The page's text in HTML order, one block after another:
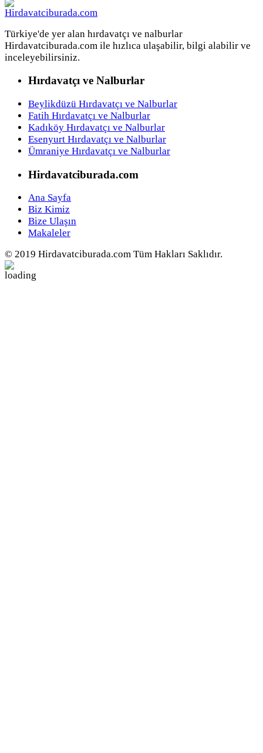
Türkiye'de yer alan hırdavatçı ve nalburlar
Hirdavatciburada.com ile hızlıca ulaşabilir, bilgi alabilir ve
inceleyebilirsiniz.
Hırdavatçı ve Nalburlar
Beylikdüzü Hırdavatçı ve Nalburlar
Fatih Hırdavatçı ve Nalburlar
Kadıköy Hırdavatçı ve Nalburlar
Esenyurt Hırdavatçı ve Nalburlar
Ümraniye Hırdavatçı ve Nalburlar
Hirdavatciburada.com
Ana Sayfa
Biz Kimiz
Bize Ulaşın
Makaleler
© 2019 Hirdavatciburada.com Tüm Hakları Saklıdır.